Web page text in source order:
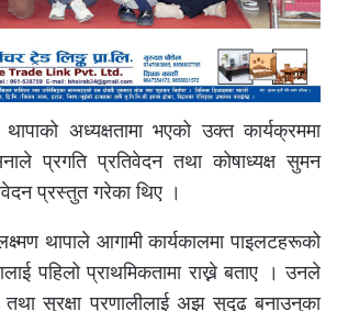
अध्यक्षतामा भएको उक्त कार्यक्रममा
प्रगति प्रतिवेदन तथा कोषाध्यक्ष सुमन
प्रस्तुत गरेका थिए ।
थापाले आगामी कार्यकालमा पाइलटहरूको
पहिलो प्राथमिकतामा राख्ने बताए । उनले
सुरक्षा प्रणालीलाई अझ सुदृढ बनाउनुका